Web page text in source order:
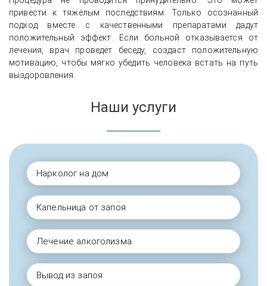
привести к тяжёлым последствиям. Только осознанный
подход вместе с качественными препаратами дадут
положительный эффект. Если больной отказывается от
лечения, врач проведёт беседу, создаст положительную
мотивацию, чтобы мягко убедить человека встать на путь
выздоровления.
Наши услуги
Нарколог на дом
Капельница от запоя
Лечение алкоголизма
Вывод из запоя